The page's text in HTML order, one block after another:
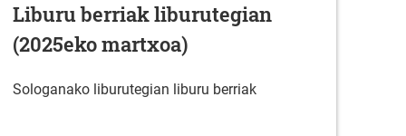
Liburu berriak liburutegian
(2025eko martxoa)
Sologanako liburutegian liburu berriak